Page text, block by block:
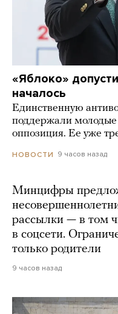
«Яблоко»
началось
Единственную
поддержали молодые
оппозиция. Ее уже
НОВОСТИ 9 часов назад
Минцифры
рассылки — в том
в соцсети.
только родители
9 часов назад